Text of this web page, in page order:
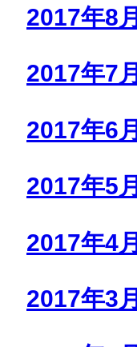
2017年8月
2017年7月
2017年6月
2017年5月
2017年4月
2017年3月